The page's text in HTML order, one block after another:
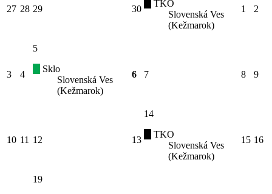
27 28 29 30
TKO
Slovenská Ves
(Kežmarok)
1 2
3 4
5
Sklo
Slovenská Ves
(Kežmarok)
6 7 8 9
10 11 12 13
14
TKO
Slovenská Ves
(Kežmarok)
15 16
19